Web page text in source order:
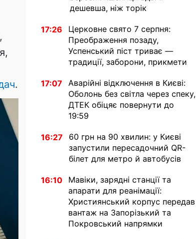
.
дешевша, ніж торік
17:26
Церковне свято 7 серпня:
Преображення позаду,
Успенський піст триває —
традиції, заборони, прикмети
17:07
Аварійні відключення в Києві:
Оболонь без світла через спеку,
ДТЕК обіцяє повернути до
19:59
16:27
60 грн на 90 хвилин: у Києві
запустили пересадочний QR-
білет для метро й автобусів
16:10
Мавіки, зарядні станції та
апарати для реанімації:
Християнський корпус передав
вантаж на Запорізький та
Покровський напрямки